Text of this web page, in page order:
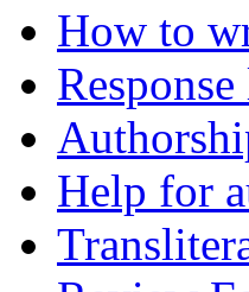
How to
Help for